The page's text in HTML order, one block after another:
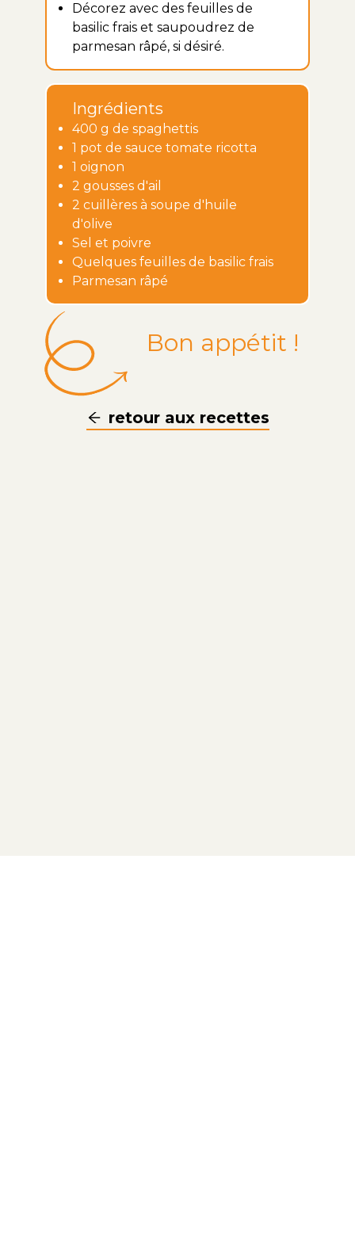
Décorez avec des feuilles de
basilic frais et saupoudrez de
parmesan râpé, si désiré.
Ingrédients
400 g de spaghettis
1 pot de sauce tomate ricotta
1 oignon
2 gousses d'ail
2 cuillères à soupe d'huile
d'olive
Sel et poivre
Quelques feuilles de basilic frais
Parmesan râpé
Bon appétit !
retour aux recettes